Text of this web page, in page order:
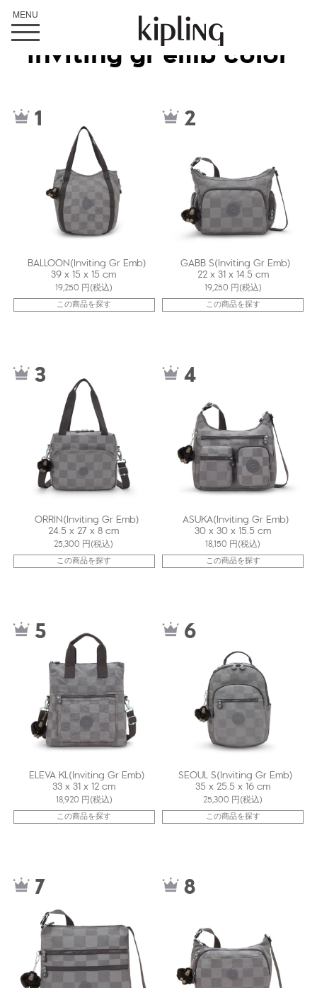
Inviting gr emb color
1
BALLOON(Inviting Gr Emb)
39 x 15 x 15 cm
19,250 円(税込)
この商品を探す
2
GABB S(Inviting Gr Emb)
22 x 31 x 14.5 cm
19,250 円(税込)
この商品を探す
3
ORRIN(Inviting Gr Emb)
24.5 x 27 x 8 cm
25,300 円(税込)
この商品を探す
4
ASUKA(Inviting Gr Emb)
30 x 30 x 15.5 cm
18,150 円(税込)
この商品を探す
5
ELEVA KL(Inviting Gr Emb)
33 x 31 x 12 cm
18,920 円(税込)
この商品を探す
6
SEOUL S(Inviting Gr Emb)
35 x 25.5 x 16 cm
25,300 円(税込)
この商品を探す
7 8